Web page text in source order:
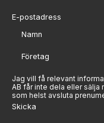
Sektion
Jag vill få relevant
AB får inte dela eller sälja
som helst avsluta
Skicka